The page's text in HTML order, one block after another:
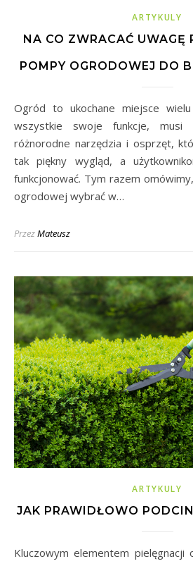
ARTYKULY
NA CO ZWRACAĆ UWAGĘ
POMPY OGRODOWEJ DO
Ogród to ukochane miejsce wielu osób. Aby spełniało
wszystkie swoje funkcje, musi
różnorodne narzędzia i osprzęt,
tak piękny wygląd, a
funkcjonować. Tym razem
ogrodowej wybrać w…
PrzezMateusz
ARTYKULY
JAK PRAWIDŁOWO
Kluczowym elementem pielęgnacji ogrodu jest regularne